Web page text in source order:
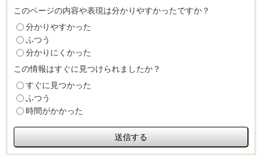
このページの内容や表現は分かりやすかったですか？
分かりやすかった
ふつう
分かりにくかった
この情報はすぐに見つけられましたか？
すぐに見つかった
ふつう
時間がかかった